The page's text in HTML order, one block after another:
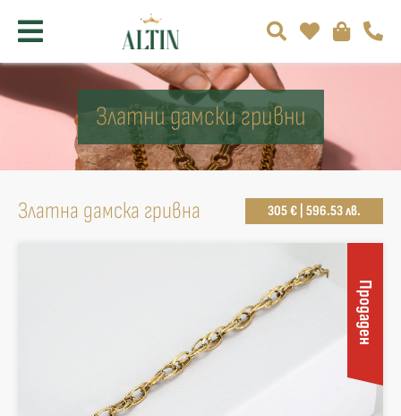
Златни дамски гривни
Златна дамска гривна 305 € | 596.53 лв.
Продаден